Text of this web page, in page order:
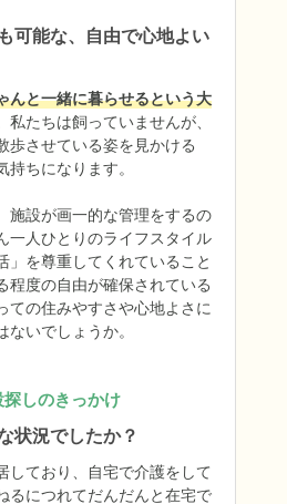
可能な、自由で心地よい
んと一緒に暮らせるという大
私たちは飼っていませんが、
歩させている姿を見かける
ちになります。
施設が画一的な管理をするの
一人ひとりのライフスタイル
」を尊重してくれていること
程度の自由が確保されている
ての住みやすさや心地よさに
いでしょうか。
しのきっかけ
状況でしたか？
しており、自宅で介護をして
るにつれてだんだんと在宅で